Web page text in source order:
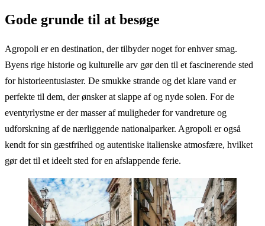
Gode grunde til at besøge
Agropoli er en destination, der tilbyder noget for enhver smag.
Byens rige historie og kulturelle arv gør den til et fascinerende sted
for historieentusiaster. De smukke strande og det klare vand er
perfekte til dem, der ønsker at slappe af og nyde solen. For de
eventyrlystne er der masser af muligheder for vandreture og
udforskning af de nærliggende nationalparker. Agropoli er også
kendt for sin gæstfrihed og autentiske italienske atmosfære, hvilket
gør det til et ideelt sted for en afslappende ferie.